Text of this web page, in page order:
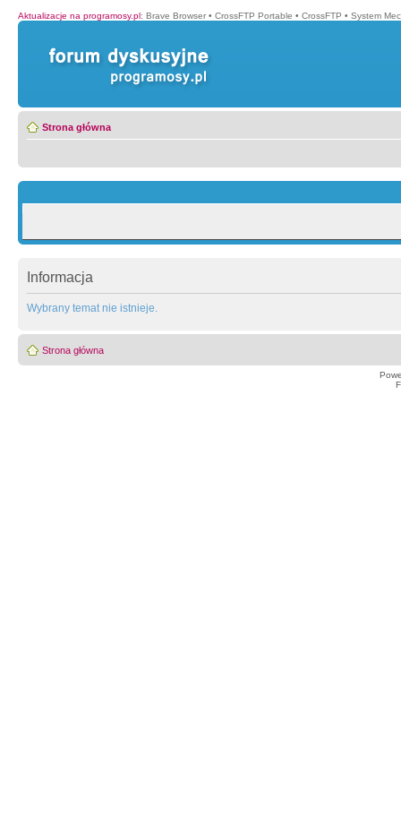
Aktualizacje na programosy.pl: Brave Browser • CrossFTP Portable • CrossFTP • System
Strona główna
Informacja
Wybrany temat nie istnieje.
Strona główna